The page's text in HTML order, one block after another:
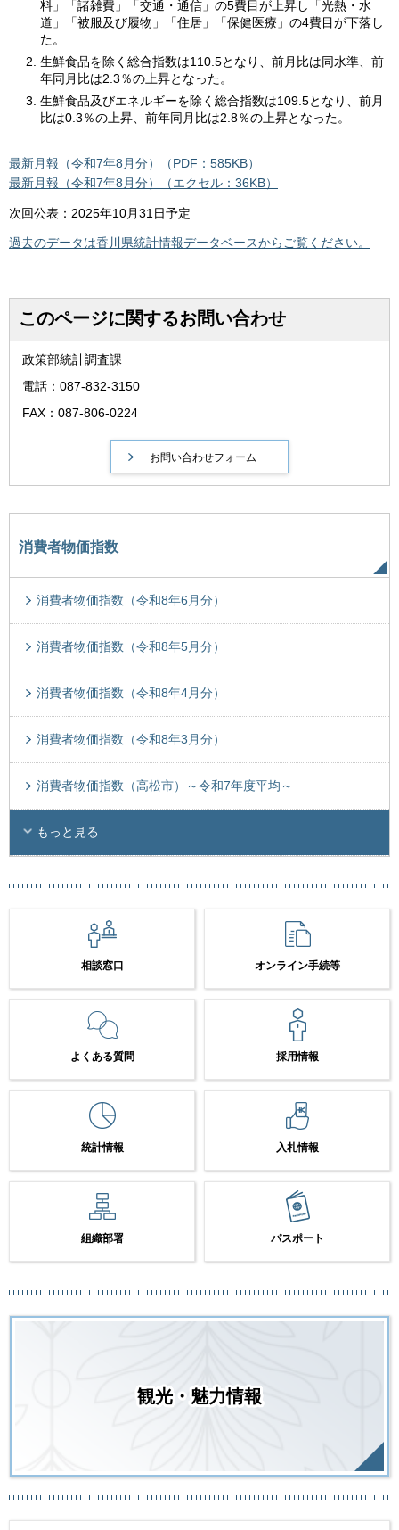
料」「諸雑費」「交通・通信」の5費目が上昇し「光熱・水
道」「被服及び履物」「住居」「保健医療」の4費目が下落し
た。
生鮮食品を除く総合指数は110.5となり、前月比は同水準、前
年同月比は2.3％の上昇となった。
生鮮食品及びエネルギーを除く総合指数は109.5となり、前月
比は0.3％の上昇、前年同月比は2.8％の上昇となった。
最新月報（令和7年8月分）（PDF：585KB）
最新月報（令和7年8月分）（エクセル：36KB）
次回公表：2025年10月31日予定
過去のデータは香川県統計情報データベースからご覧ください。
このページに関するお問い合わせ
政策部統計調査課
電話：087-832-3150
FAX：087-806-0224
消費者物価指数
消費者物価指数（令和8年6月分）
消費者物価指数（令和8年5月分）
消費者物価指数（令和8年4月分）
消費者物価指数（令和8年3月分）
消費者物価指数（高松市）～令和7年度平均～
もっと見る
相談窓口 オンライン手続等
よくある質問 採用情報
統計情報 入札情報
組織部署 パスポート
観光・魅力情報